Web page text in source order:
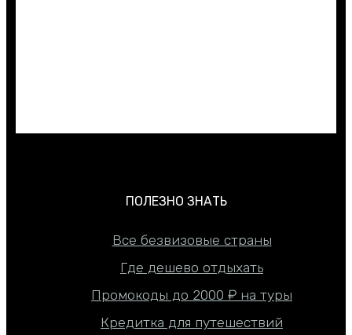
ПОЛЕЗНО ЗНАТЬ
Все безвизовые страны
Где дешево отдыхать
Промокоды до 2000 ₽ на туры
Кредитка для путешествий